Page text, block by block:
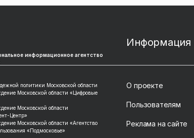
информационное агентство
политики Московской области
Московской области «Цифровые
Московской области
Центр»
Московской области «Агентство
«Подмосковье»
Информация
О проекте
Пользователям
Реклама на сайте